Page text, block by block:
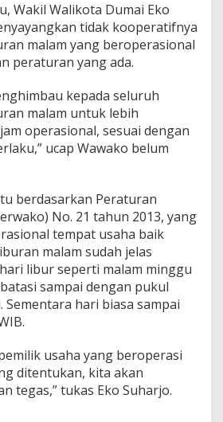
n
s
a
s
i
T
e
i
t
T
a
k
B
e
r
k
i
p
Wakil Walikota Dumai Eko
tidak kooperatifnya
malam yang beroperasional
peraturan yang ada.
kepada seluruh
malam untuk lebih
operasional, sesuai dengan
ucap Wawako belum
berdasarkan Peraturan
No. 21 tahun 2013, yang
tempat usaha baik
malam sudah jelas
libur seperti malam minggu
sampai dengan pukul
Sementara hari biasa sampai
usaha yang beroperasi
ditentukan, kita akan
tegas,” tukas Eko Suharjo.